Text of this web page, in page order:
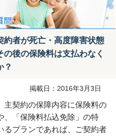
約者が死亡・高度障害状態
後の保険料は支払わなく
？
掲載日：2016年3月3日
主契約の保障内容に保険料の
、「保険料払込免除」の特
るプランであれば、ご契約者